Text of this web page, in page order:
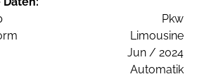
Pkw
Limousine
Jun / 2024
Automatik